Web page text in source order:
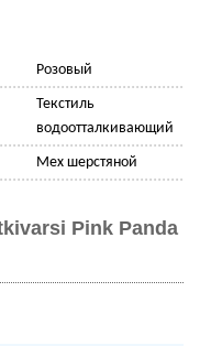
Розовый
Текстиль
водоотталкивающий
Мех шерстяной
Pink Panda